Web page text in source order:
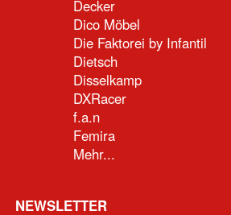
Decker
Dico Möbel
Die Faktorei by Infantil
Dietsch
Disselkamp
DXRacer
f.a.n
Femira
Mehr...
NEWSLETTER